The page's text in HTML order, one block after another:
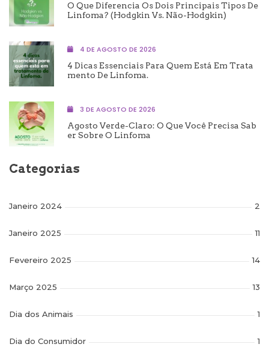
O Que Diferencia Os Dois Principais Tipos De
Linfoma? (Hodgkin Vs. Não-Hodgkin)
4 DE AGOSTO DE 2026
4 Dicas Essenciais Para Quem Está Em Trata
Mento De Linfoma.
3 DE AGOSTO DE 2026
Agosto Verde-Claro: O Que Você Precisa Sab
Er Sobre O Linfoma
Categorias
Janeiro 2024 2
Janeiro 2025 11
Fevereiro 2025 14
Março 2025 13
Dia dos Animais 1
Dia do Consumidor 1